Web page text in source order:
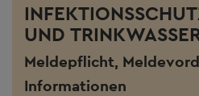
UND
Meldepflicht,
Informationen